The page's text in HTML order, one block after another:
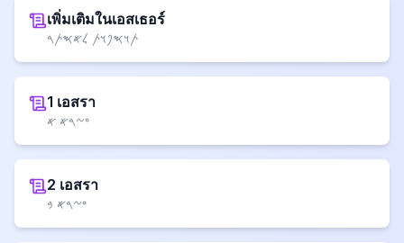
เพิ่มเติมในเอสเธอร์
𐤕𐤅𐤎𐤐𐤅𐤕 𐤋𐤀𐤎𐤕𐤓
1 เอสรา
𐤏𐤆𐤓𐤀 𐤀
2 เอสรา
𐤏𐤆𐤓𐤀 𐤁